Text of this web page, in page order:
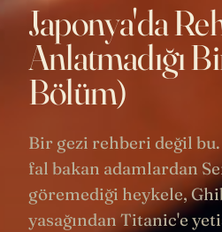
Japonya'da
Anlatmadığı
Bölüm)
Bir gezi rehberi değil bu.
fal bakan adamlardan
göremediği heykele,
yasağından Titanic'e